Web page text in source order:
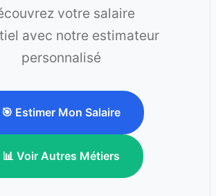
votre salaire
avec notre estimateur
personnalisé
🎯 Estimer Mon Salaire
📊 Voir Autres Métiers